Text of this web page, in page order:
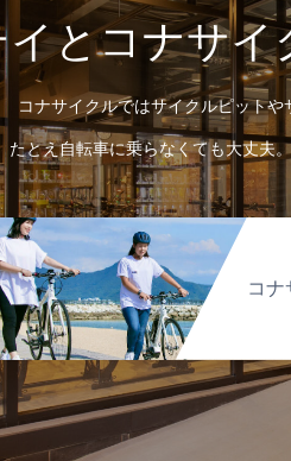
とコナサイ
コナサイクルではサイクルピット
たとえ自転車に乗らなくても大丈夫
コナ